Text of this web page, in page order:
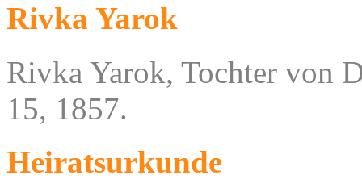
Rivka Yarok
Rivka Yarok, Tochter von
15, 1857.
Heiratsurkunde